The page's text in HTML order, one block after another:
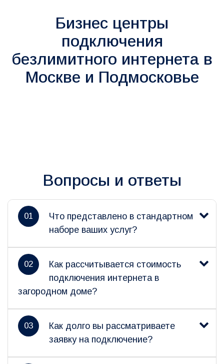
Бизнес центры
подключения
безлимитного интернета в
Москве и Подмосковье
Вопросы и ответы
01
Что представлено в стандартном
наборе ваших услуг?
02
Как рассчитывается стоимость
подключения интернета в
загородном доме?
03
Как долго вы рассматриваете
заявку на подключение?